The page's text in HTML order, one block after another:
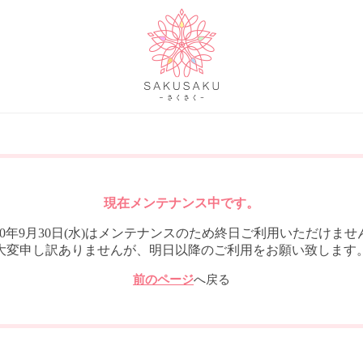
現在メンテナンス中です。
年9月30日(水)はメンテナンスのため終日ご利用いただけませ
変申し訳ありませんが、明日以降のご利用をお願い致します
前のページへ戻る